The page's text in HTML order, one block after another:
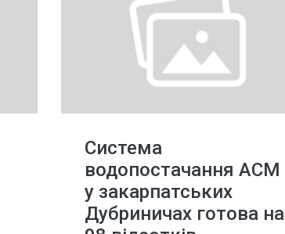
Система
водопостачання АСМ
у закарпатських
Дубриничах готова на